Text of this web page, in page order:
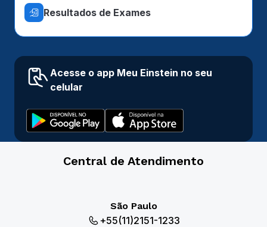
Resultados de Exames
Acesse o app Meu Einstein no seu
celular
Central de Atendimento
São Paulo
+55(11)2151-1233